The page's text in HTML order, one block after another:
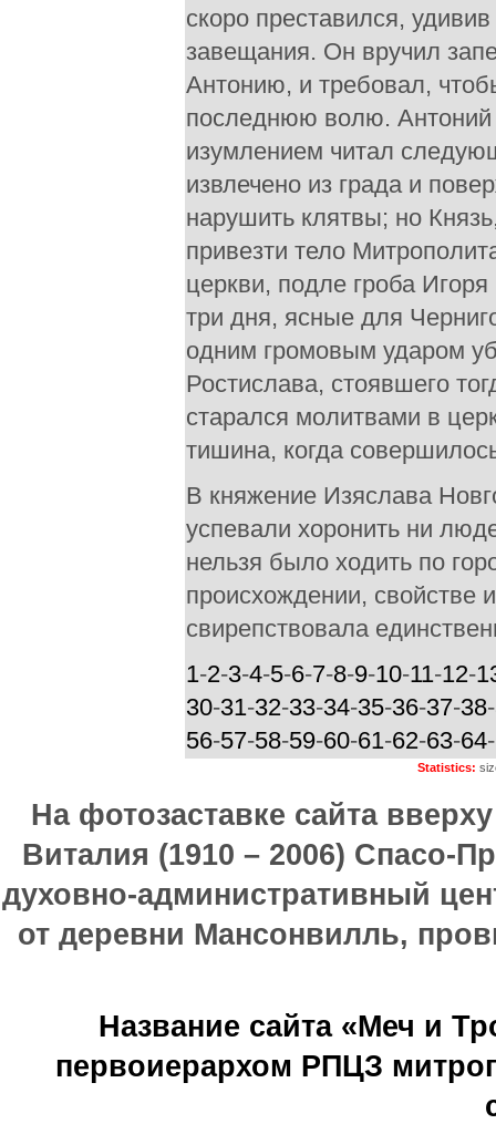
скоро преставился,
завещания. Он вручил
Антонию, и требовал,
последнюю волю. Антоний
изумлением читал
извлечено из града и
нарушить клятвы; но
привезти тело
церкви, подле гроба
три дня, ясные для
одним громовым ударом
Ростислава, стоявшего
старался молитвами в
тишина, когда
В княжение Изяслава
успевали хоронить ни
нельзя было ходить по
происхождении, свойстве
свирепствовала
1-2-3-4-5-6-7-8-9-10-11-12-
30-31-32-33-34-35-36-37-38-
56-57-58-59-60-61-62-63-64-
Statistics:
На фотозаставке сайта
Виталия (1910 – 2006) Спасо-
духовно-административный
от деревни Мансонвилль,
Название сайта «Меч и
первоиерархом РПЦЗ